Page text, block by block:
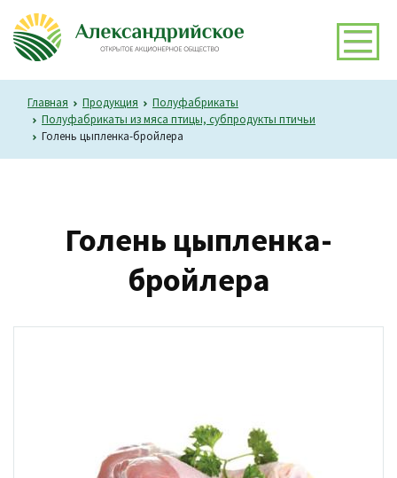
Главная Продукция
Полуфабрикаты
Полуфабрикаты из мяса птицы, субпродукты птичьи
Голень цыпленка-бройлера
Голень цыпленка-
бройлера